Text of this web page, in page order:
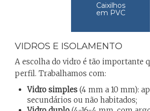
Caixilhos
em PVC
VIDROS E ISOLAMENTO
A escolha do vidro é tão importante
perfil. Trabalhamos com:
Vidro simples (4 mm a 10 mm):
secundários ou não habitados;